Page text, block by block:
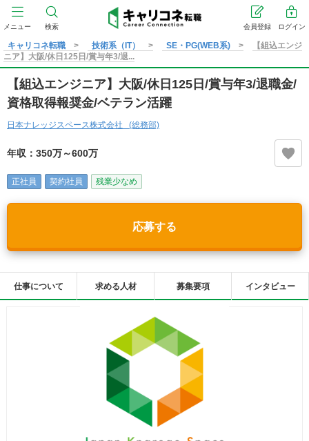
メニュー 検索 ログイン
会員登録
キャリコネ転職 技術系（IT） SE・PG(WEB系)
【組込エンジ
ニア】大阪/休日125日/賞与年3/退...
【組込エンジニア】大阪/休日125日/賞与年3/退職金/
資格取得報奨金/ベテラン活躍
日本ナレッジスペース株式会社 (総務部)
年収：350万～600万
正社員 契約社員 残業少なめ
応募する
仕事について 求める人材 募集要項 インタビュー